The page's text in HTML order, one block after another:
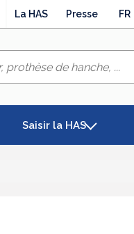
La HAS Presse
Saisir la HAS